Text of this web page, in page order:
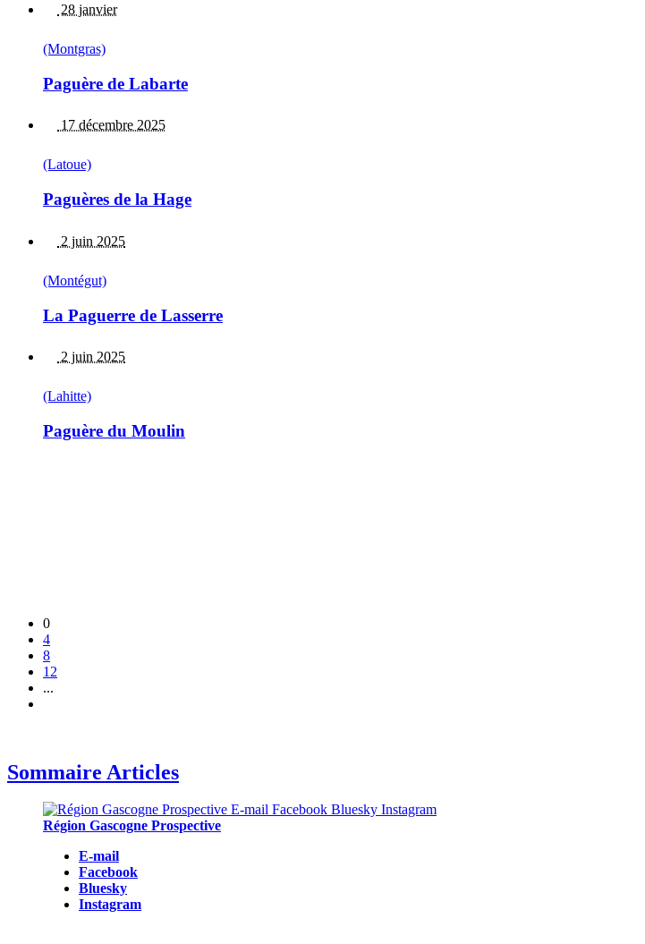
28 janvier
(Montgras)
Paguère de Labarte
17 décembre 2025
(Latoue)
Paguères de la Hage
2 juin 2025
(Montégut)
La Paguerre de Lasserre
2 juin 2025
(Lahitte)
Paguère du Moulin
0
4
8
12
...
Sommaire Articles
Région Gascogne Prospective
E-mail
Facebook
Bluesky
Instagram